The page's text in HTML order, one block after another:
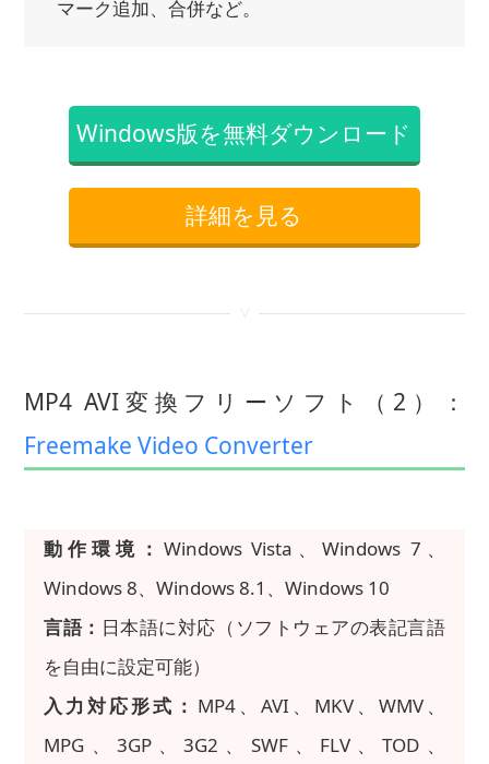
マーク追加、合併など。
Windows版を無料ダウンロード
詳細を見る
MP4 AVI変換フリーソフト（2）：
Freemake Video Converter
動作環境： Windows Vista、Windows 7、
Windows 8、Windows 8.1、Windows 10
言語： 日本語に対応（ソフトウェアの表記言語
を自由に設定可能）
入力対応形式： MP4、AVI、MKV、WMV、
MPG、3GP、3G2、SWF、FLV、TOD、